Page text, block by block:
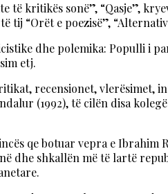
të kritikës sonë”, “Qasje”,
tij “Orët e poezisë”,
dhe polemika: Populli i
etj.
recensionet,
(1992), të cilën disa
qe botuar vepra e
dhe shkallën më të lartë